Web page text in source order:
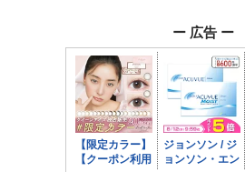
ー 広告 ー